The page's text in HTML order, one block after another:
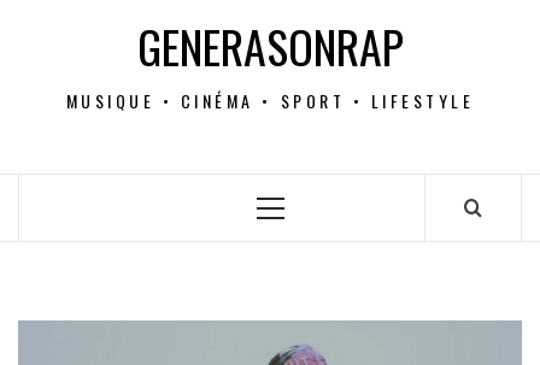
GENERASONRAP
MUSIQUE • CINÉMA • SPORT • LIFESTYLE
Menu